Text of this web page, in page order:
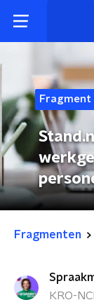
Fragment
Fragmenten
KRO-